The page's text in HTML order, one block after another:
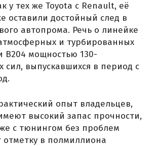
у тех же Toyota с Renault, её
оставили достойный след в
автопрома. Речь о линейке
и турбированных
B204 мощностью 130-
сил, выпускавшихся в период с
опыт владельцев,
высокий запас прочности,
с тюнингом без проблем
отметку в полмиллиона